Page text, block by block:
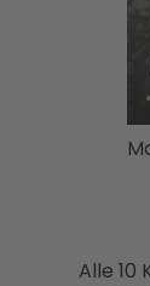
Alle 10